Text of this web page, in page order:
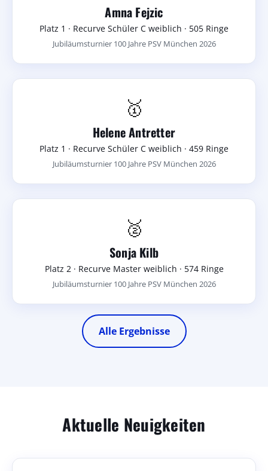
Amna Fejzic
Platz 1 · Recurve Schüler C weiblich · 505 Ringe
Jubiläumsturnier 100 Jahre PSV München 2026
🥇
Helene Antretter
Platz 1 · Recurve Schüler C weiblich · 459 Ringe
Jubiläumsturnier 100 Jahre PSV München 2026
🥈
Sonja Kilb
Platz 2 · Recurve Master weiblich · 574 Ringe
Jubiläumsturnier 100 Jahre PSV München 2026
Alle Ergebnisse
Aktuelle Neuigkeiten